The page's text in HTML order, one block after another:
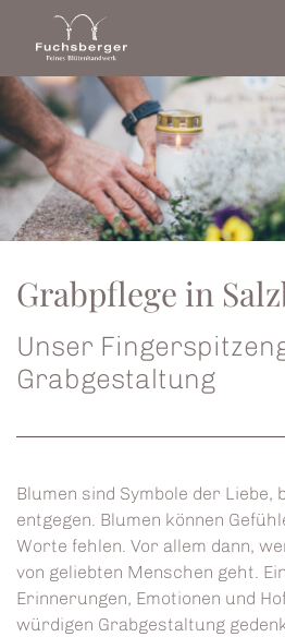
Zum Inhalt
Grabpflege in
Unser
Grabgestaltung
Blumen sind Symbole der
entgegen. Blumen können
Worte fehlen. Vor allem dann,
von geliebten Menschen geht.
Erinnerungen, Emotionen und
würdigen Grabgestaltung